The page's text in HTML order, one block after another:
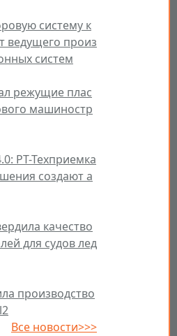
систему к
ведущего произ
систем
режущие плас
машиностр
РТ-Техприемка
создают а
качество
для судов лед
производство
Все новости>>>